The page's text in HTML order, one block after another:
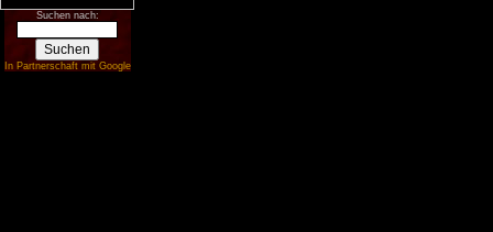
Suchen nach:
In Partnerschaft mit Google